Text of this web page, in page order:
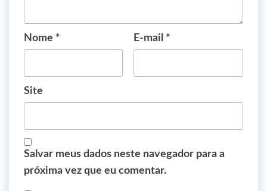
Nome * E-mail *
Site
Salvar meus dados neste navegador para a
próxima vez que eu comentar.